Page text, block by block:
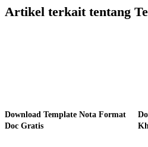
Artikel terkait tentang
Download Template Nota Format
Doc Gratis